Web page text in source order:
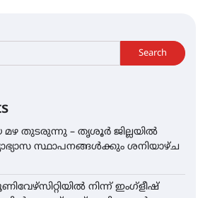
Search
തുടരുന്നു – തൃശൂർ ജില്ലയിൽ
സ്ഥാപനങ്ങൾക്കും ശനിയാഴ്ച
നിന്ന് ഇംഗ്ളീഷ്